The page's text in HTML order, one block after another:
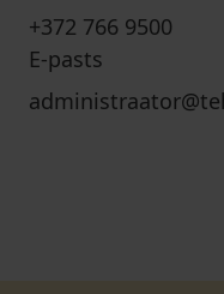
+372 766 9500
E-pasts